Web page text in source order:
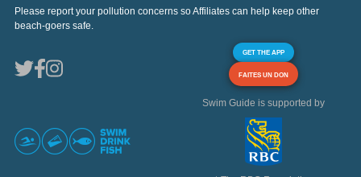
Please report your pollution concerns so Affiliates can help keep other
beach-goers safe.
GET THE APP
FAITES UN DON
Swim Guide is supported by